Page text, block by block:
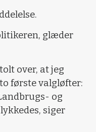
glæder
over, at jeg
første valgløfter:
og
siger